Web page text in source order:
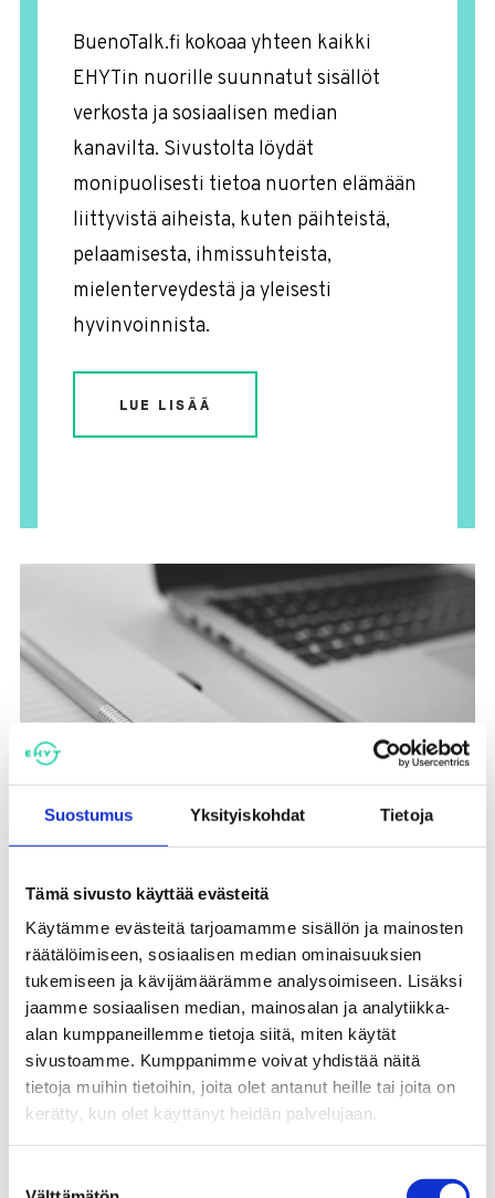
Suostumus Yksityiskohdat Tietoja
Tämä sivusto käyttää evästeitä
Käytämme evästeitä tarjoamamme sisällön ja mainosten
räätälöimiseen, sosiaalisen median ominaisuuksien
tukemiseen ja kävijämäärämme analysoimiseen. Lisäksi
jaamme sosiaalisen median, mainosalan ja analytiikka-
alan kumppaneillemme tietoja siitä, miten käytät
sivustoamme. Kumppanimme voivat yhdistää näitä
tietoja muihin tietoihin, joita olet antanut heille tai joita on
kerätty, kun olet käyttänyt heidän palvelujaan.
BuenoTalk.fi kokoaa yhteen kaikki
EHYTin nuorille suunnatut sisällöt
verkosta ja sosiaalisen median
kanavilta. Sivustolta löydät
monipuolisesti tietoa nuorten elämään
liittyvistä aiheista, kuten päihteistä,
pelaamisesta, ihmissuhteista,
mielenterveydestä ja yleisesti
hyvinvoinnista.
LUE LISÄÄ
Osallistu verkkokurssille
EHYTin ehkäisevän päihdetyön ja
pelikasvatuksen verkkokurssit löytyvät